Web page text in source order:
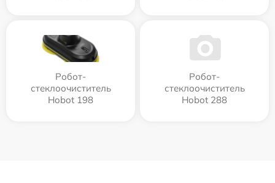
Робот-
стеклоочиститель
Hobot 198
Робот-
стеклоочиститель
Hobot 288